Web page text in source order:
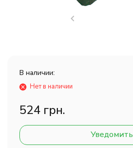
В наличии:
Нет в наличии
524 грн.
Уведомить